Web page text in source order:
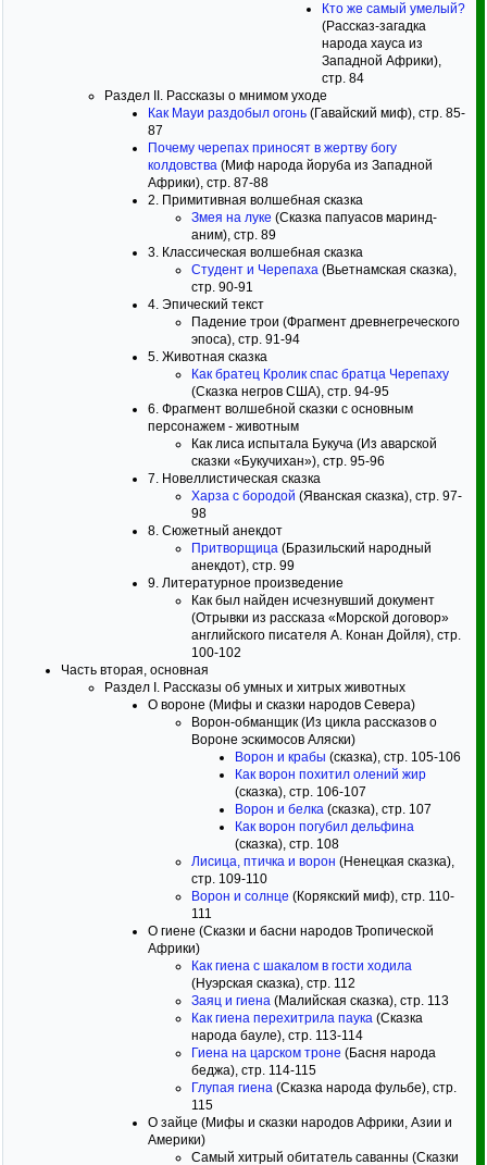
Кто же самый умелый?
(Рассказ-загадка
народа хауса из
Западной Африки),
стр. 84
Раздел II. Рассказы о мнимом уходе
Как Мауи раздобыл огонь (Гавайский миф), стр. 85-
87
Почему черепах приносят в жертву богу
колдовства (Миф народа йоруба из Западной
Африки), стр. 87-88
2. Примитивная волшебная сказка
Змея на луке (Сказка папуасов маринд-
аним), стр. 89
3. Классическая волшебная сказка
Студент и Черепаха (Вьетнамская сказка),
стр. 90-91
4. Эпический текст
Падение трои (Фрагмент древнегреческого
эпоса), стр. 91-94
5. Животная сказка
Как братец Кролик спас братца Черепаху
(Сказка негров США), стр. 94-95
6. Фрагмент волшебной сказки с основным
персонажем - животным
Как лиса испытала Букуча (Из аварской
сказки «Букучихан»), стр. 95-96
7. Новеллистическая сказка
Харза с бородой (Яванская сказка), стр. 97-
98
8. Сюжетный анекдот
Притворщица (Бразильский народный
анекдот), стр. 99
9. Литературное произведение
Как был найден исчезнувший документ
(Отрывки из рассказа «Морской договор»
английского писателя А. Конан Дойля), стр.
100-102
Часть вторая, основная
Раздел I. Рассказы об умных и хитрых животных
О вороне (Мифы и сказки народов Севера)
Ворон-обманщик (Из цикла рассказов о
Вороне эскимосов Аляски)
Ворон и крабы (сказка), стр. 105-106
Как ворон похитил олений жир
(сказка), стр. 106-107
Ворон и белка (сказка), стр. 107
Как ворон погубил дельфина
(сказка), стр. 108
Лисица, птичка и ворон (Ненецкая сказка),
стр. 109-110
Ворон и солнце (Корякский миф), стр. 110-
111
О гиене (Сказки и басни народов Тропической
Африки)
Как гиена с шакалом в гости ходила
(Нуэрская сказка), стр. 112
Заяц и гиена (Малийская сказка), стр. 113
Как гиена перехитрила паука (Сказка
народа бауле), стр. 113-114
Гиена на царском троне (Басня народа
беджа), стр. 114-115
Глупая гиена (Сказка народа фульбе), стр.
115
О зайце (Мифы и сказки народов Африки, Азии и
Америки)
Самый хитрый обитатель саванны (Сказки